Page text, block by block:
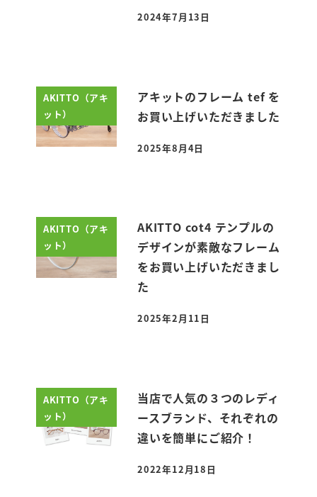
投稿日
2024年7月13日
AKITTO（アキ
ット）
アキットのフレーム tef を
お買い上げいただきました
投稿日
2025年8月4日
AKITTO（アキ
ット）
AKITTO cot4 テンプルの
デザインが素敵なフレーム
をお買い上げいただきまし
た
投稿日
2025年2月11日
AKITTO（アキ
ット）
当店で人気の３つのレディ
ースブランド、それぞれの
違いを簡単にご紹介！
投稿日
2022年12月18日